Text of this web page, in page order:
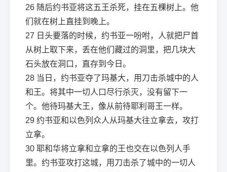
26 随后约书亚将这五王杀死，挂在五棵树上。他
们就在树上直挂到晚上。
27 日头要落的时候，约书亚一吩咐，人就把尸首
从树上取下来，丢在他们藏过的洞里，把几块大
石头放在洞口，直存到今日。
28 当日，约书亚夺了玛基大，用刀击杀城中的人
和王。将其中一切人口尽行杀灭，没有留下一
个。他待玛基大王，像从前待耶利哥王一样。
29 约书亚和以色列众人从玛基大往立拿去，攻打
立拿。
30 耶和华将立拿和立拿的王也交在以色列人手
里。约书亚攻打这城，用刀击杀了城中的一切人